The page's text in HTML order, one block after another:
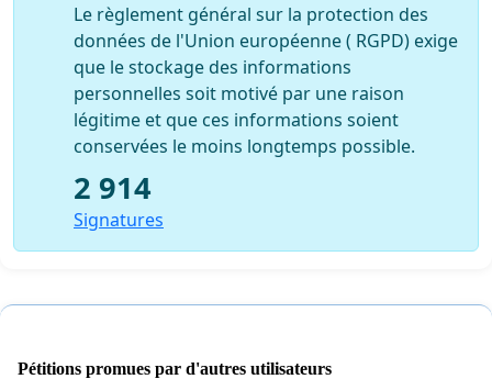
Le règlement général sur la protection des
données de l'Union européenne ( RGPD) exige
que le stockage des informations
personnelles soit motivé par une raison
légitime et que ces informations soient
conservées le moins longtemps possible.
2 914
Signatures
Pétitions promues par d'autres utilisateurs